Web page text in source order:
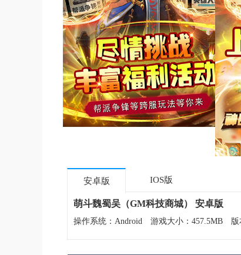
安卓版 IOS版
萌斗魏蜀吴（GM科技商城） 安卓版
操作系统：Android 游戏大小：457.5MB 版